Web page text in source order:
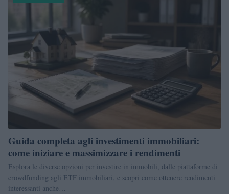
Guida completa agli investimenti immobiliari:
come iniziare e massimizzare i rendimenti
Esplora le diverse opzioni per investire in immobili, dalle piattaforme di
crowdfunding agli ETF immobiliari, e scopri come ottenere rendimenti
interessanti anche…